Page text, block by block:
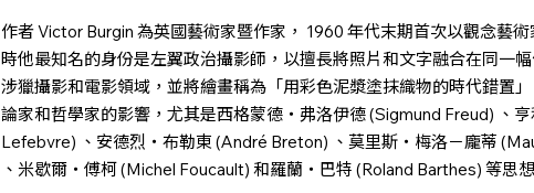
作者 Victor Burgin 為英國藝術家暨作家， 1960 年代末期首次以觀念藝
時他最知名的身份是左翼政治攝影師，以擅長將照片和文字融合在同一
涉獵攝影和電影領域，並將繪畫稱為「用彩色泥漿塗抹織物的時代錯置
論家和哲學家的影響，尤其是西格蒙德・弗洛伊德 (Sigmund Freud) 、
Lefebvre) 、安德烈・布勒東 (André Breton) 、莫里斯・梅洛－龐蒂
、米歇爾・傅柯 (Michel Foucault) 和羅蘭・巴特 (Roland Barthes) 等思